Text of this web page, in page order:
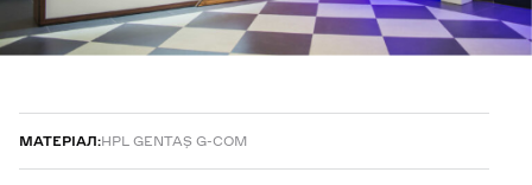
МАТЕРІАЛ:HPL GENTAŞ G-COM